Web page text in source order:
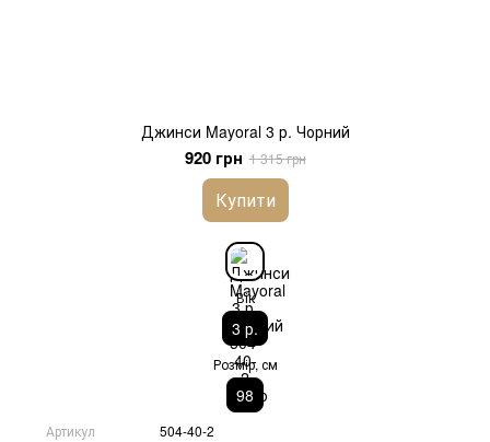
Джинси Mayoral 3 р. Чорний
920 грн 1 315 грн
Купити
Вік
3 р.
Розмір, см
98
Артикул
504-40-2